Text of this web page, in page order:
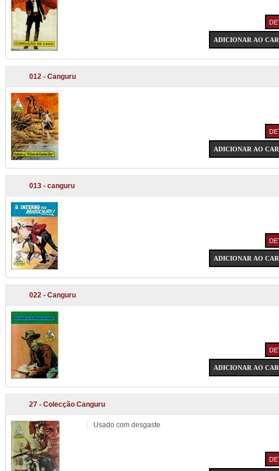
012 - Canguru
013 - canguru
022 - Canguru
27 - Colecção Canguru
Usado com desgaste